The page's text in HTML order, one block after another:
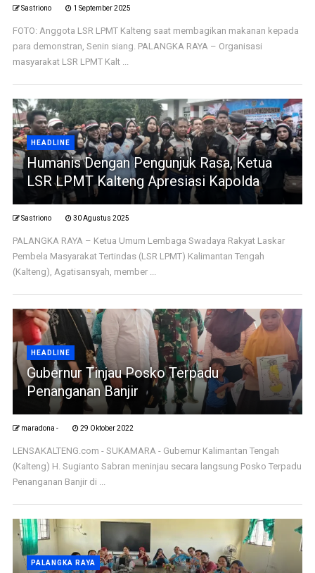
Sastriono 1 September 2025
FOTO: Anggota LSR LPMT Kalteng saat membagikan makanan kepada
para demonstran, Senin siang. PALANGKA RAYA – Organisasi
masyarakat LSR LPMT Kalt ...
HEADLINE
Humanis Dengan Pengunjuk Rasa, Ketua
LSR LPMT Kalteng Apresiasi Kapolda
Sastriono 30 Agustus 2025
PALANGKA RAYA – Ketua Umum Lembaga Swadaya Rakyat Laskar
Pembela Masyarakat Tertindas (LSR LPMT) Kalimantan Tengah
(Kalteng), Agatisansyah, member ...
HEADLINE
Gubernur Tinjau Posko Terpadu
Penanganan Banjir
maradona - 29 Oktober 2022
LENSAKALTENG.com - SUKAMARA - Gubernur Kalimantan Tengah
(Kalteng) H. Sugianto Sabran meninjau secara langsung Posko Terpadu
Penanganan Banjir di ...
PALANGKA RAYA